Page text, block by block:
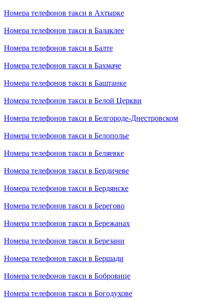
Номера телефонов такси в Ахтырке
Номера телефонов такси в Балаклее
Номера телефонов такси в Балте
Номера телефонов такси в Бахмаче
Номера телефонов такси в Баштанке
Номера телефонов такси в Белой Церкви
Номера телефонов такси в Белгороде-Днестровском
Номера телефонов такси в Белополье
Номера телефонов такси в Беляевке
Номера телефонов такси в Бердичеве
Номера телефонов такси в Бердянске
Номера телефонов такси в Берегово
Номера телефонов такси в Бережанах
Номера телефонов такси в Березани
Номера телефонов такси в Бершади
Номера телефонов такси в Бобровице
Номера телефонов такси в Богодухове